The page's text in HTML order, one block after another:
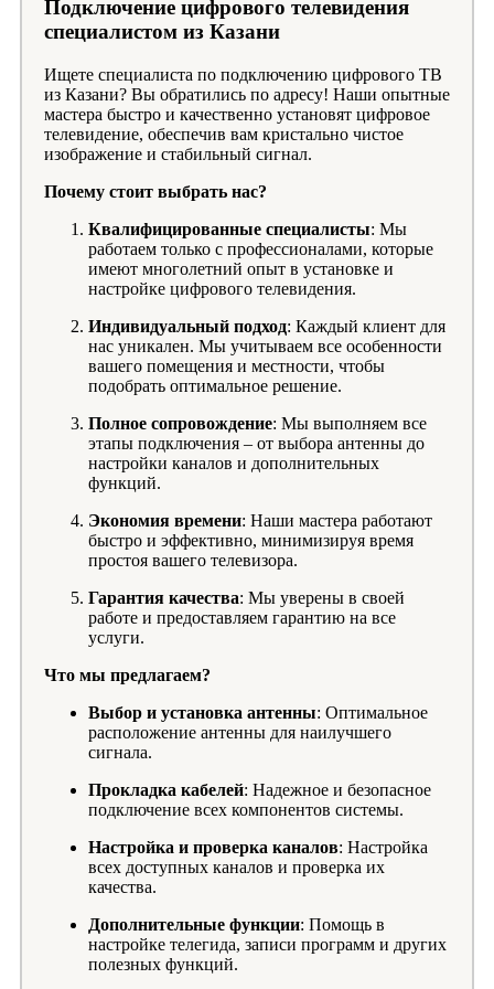
Подключение цифрового телевидения
специалистом из Казани
Ищете специалиста по подключению цифрового ТВ
из Казани? Вы обратились по адресу! Наши опытные
мастера быстро и качественно установят цифровое
телевидение, обеспечив вам кристально чистое
изображение и стабильный сигнал.
Почему стоит выбрать нас?
Квалифицированные специалисты: Мы
работаем только с профессионалами, которые
имеют многолетний опыт в установке и
настройке цифрового телевидения.
Индивидуальный подход: Каждый клиент для
нас уникален. Мы учитываем все особенности
вашего помещения и местности, чтобы
подобрать оптимальное решение.
Полное сопровождение: Мы выполняем все
этапы подключения – от выбора антенны до
настройки каналов и дополнительных
функций.
Экономия времени: Наши мастера работают
быстро и эффективно, минимизируя время
простоя вашего телевизора.
Гарантия качества: Мы уверены в своей
работе и предоставляем гарантию на все
услуги.
Что мы предлагаем?
Выбор и установка антенны: Оптимальное
расположение антенны для наилучшего
сигнала.
Прокладка кабелей: Надежное и безопасное
подключение всех компонентов системы.
Настройка и проверка каналов: Настройка
всех доступных каналов и проверка их
качества.
Дополнительные функции: Помощь в
настройке телегида, записи программ и других
полезных функций.